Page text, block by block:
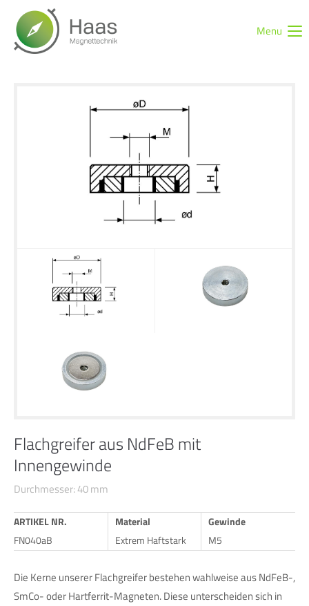
Login
Support
Lorem ipsum dolor sit amet:
24h/ 365days
Mon - Fri 8:00am - 5:00pm (GMT +1)
Get in touch
Cybersteel Inc.
376-293 City Road, Suite 600
San Francisco, CA 94102
+44 1234 567 890
Menu
Flachgreifer aus NdFeB mit
Innengewinde
Durchmesser: 40 mm
ARTIKEL NR.
FN040aB
Material
Extrem Haftstark
Gewinde
M5
Die Kerne unserer Flachgreifer bestehen wahlweise aus NdFeB-,
SmCo- oder Hartferrit-Magneten. Diese unterscheiden sich in